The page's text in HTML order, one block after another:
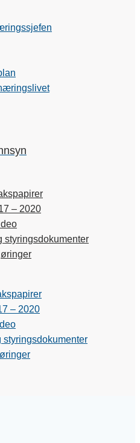
– 2020
styringsdokumenter
– 2020
styringsdokumenter